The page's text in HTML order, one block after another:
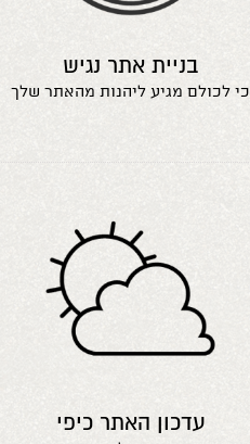
בניית אתר נגיש
כי לכולם מגיע ליהנות מהאתר שלך
עדכון האתר כיפי